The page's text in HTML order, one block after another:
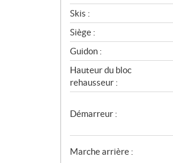
Skis :
Siège :
Guidon :
Hauteur du bloc
rehausseur :
Démarreur :
Marche arrière :